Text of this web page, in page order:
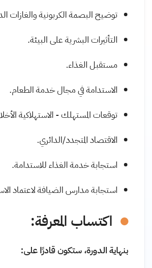
توضيح البصمة الكربونية والغازات
التأثيرات البشرية على البيئة.
مستقبل الغذاء.
الاستدامة في مجال خدمة الطعام.
توقعات المستهلك - الاستهلاكية
الاقتصاد المتجدد/الدائري.
استجابة خدمة الغذاء للاستدامة.
استجابة مدارس الضيافة لاعتماد
اكتساب المعرفة:
بنهاية الدورة، ستكون قادرًا على: